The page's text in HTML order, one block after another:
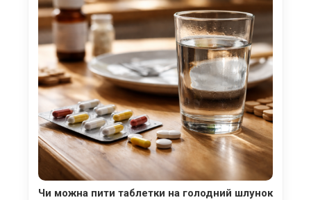
Чи можна пити таблетки на голодний шлунок